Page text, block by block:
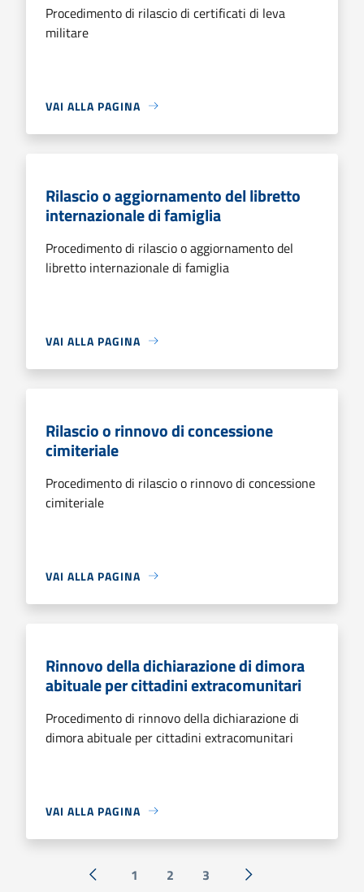
Procedimento di rilascio di certificati di leva
militare
VAI ALLA PAGINA
Rilascio o aggiornamento del libretto
internazionale di famiglia
Procedimento di rilascio o aggiornamento del
libretto internazionale di famiglia
VAI ALLA PAGINA
Rilascio o rinnovo di concessione
cimiteriale
Procedimento di rilascio o rinnovo di concessione
cimiteriale
VAI ALLA PAGINA
Rinnovo della dichiarazione di dimora
abituale per cittadini extracomunitari
Procedimento di rinnovo della dichiarazione di
dimora abituale per cittadini extracomunitari
VAI ALLA PAGINA
« Precedente
1 2 3 Successiva »